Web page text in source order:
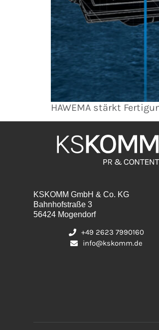
HAWEMA stärkt
KSKOMM GmbH & Co. KG
Bahnhofstraße 3
56424 Mogendorf
+49 2623 7990160
info@kskomm.de